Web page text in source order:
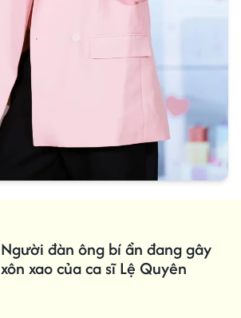
Người đàn ông bí ẩn đang gây
xôn xao của ca sĩ Lệ Quyên